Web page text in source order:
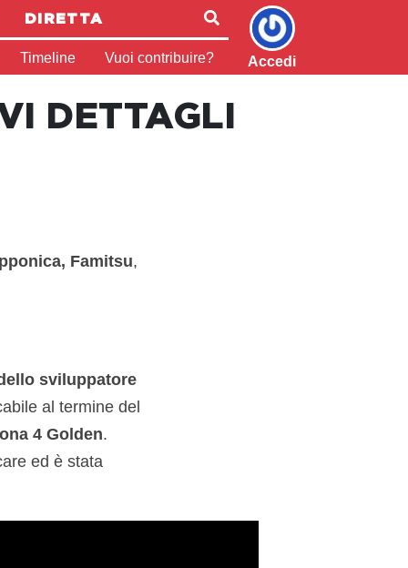
DIRETTA
Timeline Vuoi contribuire? Accedi
DETTAGLI
Famitsu,
sviluppatore
al termine del
4 Golden.
ed è stata